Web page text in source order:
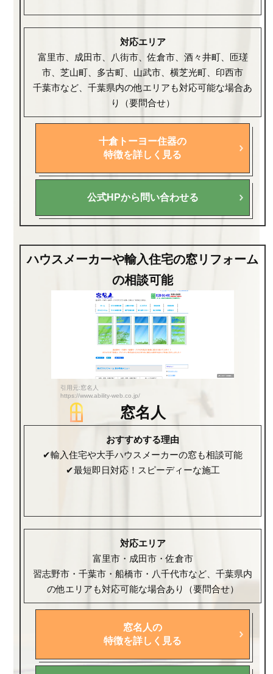
対応エリア
富里市、成田市、八街市、佐倉市、酒々井町、匝瑳
市、芝山町、多古町、山武市、横芝光町、印西市
千葉市など、千葉県内の他エリアも対応可能な場合あ
り（要問合せ）
十倉トーヨー住器の
特徴を詳しく見る
公式HPから問い合わせる
ハウスメーカーや輸入住宅の窓リフォーム
の相談可能
引用元:窓名人
https://www.ability-web.co.jp/
窓名人
おすすめする理由
✔輸入住宅や大手ハウスメーカーの窓も相談可能
✔最短即日対応！スピーディーな施工
対応エリア
富里市・成田市・佐倉市
習志野市・千葉市・船橋市・八千代市など、千葉県内
の他エリアも対応可能な場合あり（要問合せ）
窓名人の
特徴を詳しく見る